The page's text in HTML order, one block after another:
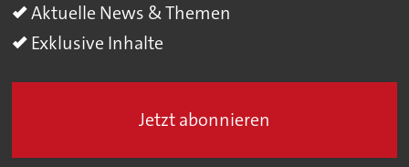
Aktuelle News & Themen
Exklusive Inhalte
Jetzt abonnieren